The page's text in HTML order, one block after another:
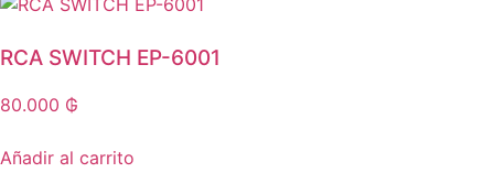
RCA SWITCH EP-6001
80.000 ₲
Añadir al carrito